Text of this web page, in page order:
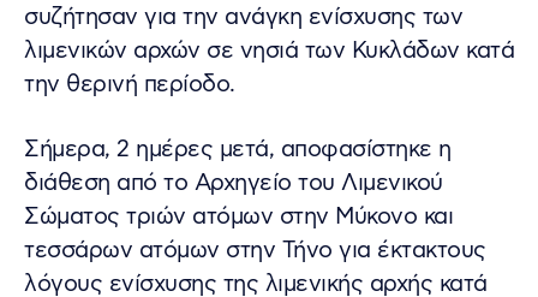
συζήτησαν για την ανάγκη ενίσχυσης των
λιμενικών αρχών σε νησιά των Κυκλάδων κατά
την θερινή περίοδο.
Σήμερα, 2 ημέρες μετά, αποφασίστηκε η
διάθεση από το Αρχηγείο του Λιμενικού
Σώματος τριών ατόμων στην Μύκονο και
τεσσάρων ατόμων στην Τήνο για έκτακτους
λόγους ενίσχυσης της λιμενικής αρχής κατά